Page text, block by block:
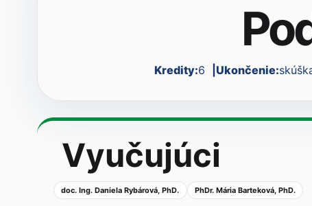
Kredity:6 Ukončenie:
Vyučujúci
doc. Ing. Daniela Rybárová, PhD. PhDr. Mária Barteková, PhD.